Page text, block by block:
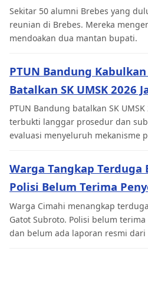
Sekitar 50 alumni Brebes yang
reunian di Brebes. Mereka
mendoakan dua mantan bupati.
PTUN Bandung
Batalkan SK UMSK 2026
PTUN Bandung batalkan SK
terbukti langgar prosedur dan
evaluasi menyeluruh mekanisme
Warga Tangkap Terduga
Polisi Belum Terima
Warga Cimahi menangkap
Gatot Subroto. Polisi belum
dan belum ada laporan resmi dari